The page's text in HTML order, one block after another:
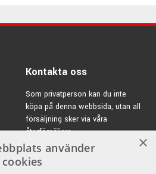
Kontakta oss
Som privatperson kan du inte
köpa på denna webbsida, utan all
försäljning sker via våra
återförsäljare.
E-post:info@emnordic.se
×
använder
cookies